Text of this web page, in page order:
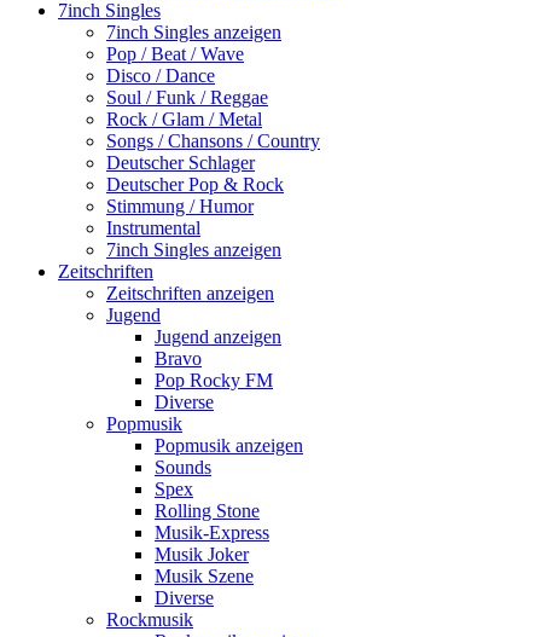
7inch Singles
7inch Singles anzeigen
Pop / Beat / Wave
Disco / Dance
Soul / Funk / Reggae
Rock / Glam / Metal
Songs / Chansons / Country
Deutscher Schlager
Deutscher Pop & Rock
Stimmung / Humor
Instrumental
7inch Singles anzeigen
Zeitschriften
Zeitschriften anzeigen
Jugend
Jugend anzeigen
Bravo
Pop Rocky FM
Diverse
Popmusik
Popmusik anzeigen
Sounds
Spex
Rolling Stone
Musik-Express
Musik Joker
Musik Szene
Diverse
Rockmusik